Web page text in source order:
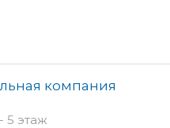
компания
5 этаж